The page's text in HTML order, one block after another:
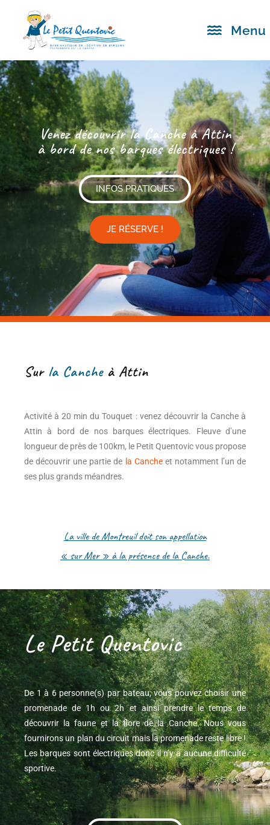
Menu
Venez découvrir la Canche à Attin
à bord de nos barques électriques !
INFOS PRATIQUES
JE RÉSERVE !
Sur la Cancheà Attin
Activité à 20 min du Touquet : venez découvrir la Canche à
Attin à bord de nos barques électriques. Fleuve d’une
longueur de près de 100km, le Petit Quentovic vous propose
de découvrir une partie de la Cancheet notamment l’un de
ses plus grands méandres.
La ville de Montreuil doit son appellation
« sur Mer » à la présence de la Canche.
Le Petit Quentovic
De 1 à 6 personne(s) par bateau, vous pouvez choisir une
promenade de 1h ou 2h et ainsi prendre le temps de
découvrir la faune et la flore de la Canche. Nous vous
fournirons un plan du circuit mais la promenade reste libre !
Les barques sont électriques donc il n’y a aucune difficulté
sportive.